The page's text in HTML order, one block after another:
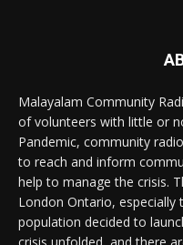
Malayalam Community
of volunteers with little or
Pandemic, community
to reach and inform
help to manage the crisis.
London Ontario, especially
population decided to